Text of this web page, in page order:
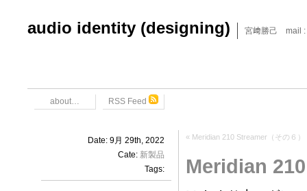
audio identity (designing) 宮﨑勝己 mail :
about… RSS Feed
Date: 9月 29th, 2022
Cate: 新製品
Tags:
« Meridian 210 Streamer（その６）
Meridian